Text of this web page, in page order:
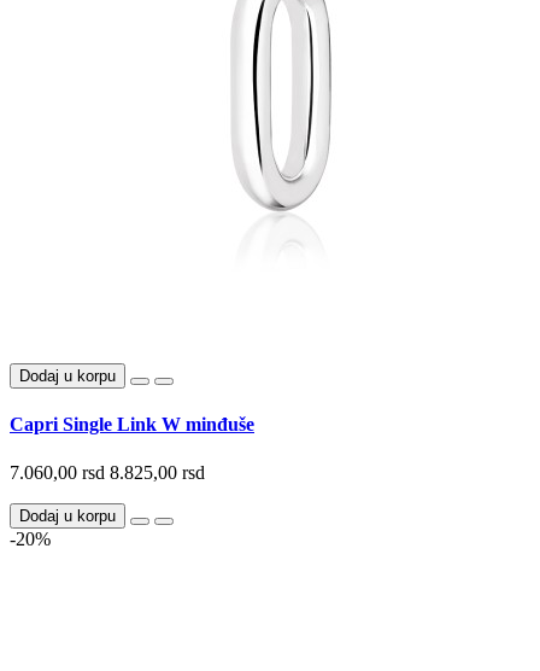
Dodaj u korpu
Capri Single Link W minđuše
7.060,00 rsd 8.825,00 rsd
Dodaj u korpu
-20%